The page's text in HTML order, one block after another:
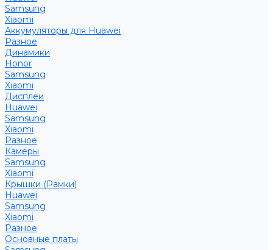
Samsung
Xiaomi
Аккумуляторы для Huawei
Разное
Динамики
Honor
Samsung
Xiaomi
Дисплеи
Huawei
Samsung
Xiaomi
Разное
Камеры
Samsung
Xiaomi
Крышки (Рамки)
Huawei
Samsung
Xiaomi
Разное
Основные платы